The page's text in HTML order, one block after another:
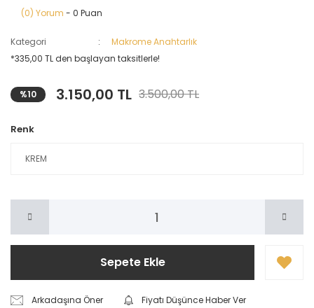
(0) Yorum - 0 Puan
Kategori
Makrome Anahtarlık
*335,00 TL den başlayan taksitlerle!
%10 3.150,00 TL 3.500,00 TL
Renk
Sepete Ekle
Arkadaşına Öner
Fiyatı Düşünce Haber Ver